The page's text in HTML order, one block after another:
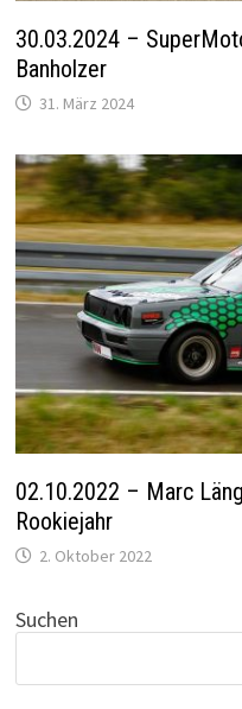
30.03.2024 –
Banholzer
31. März 2024
02.10.2022 – Marc
Rookiejahr
2. Oktober 2022
Suchen